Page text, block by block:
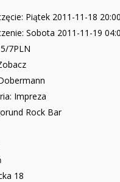
Piątek 2011-11-18 20:00
Sobota 2011-11-19
7PLN
Impreza
Rock Bar
18